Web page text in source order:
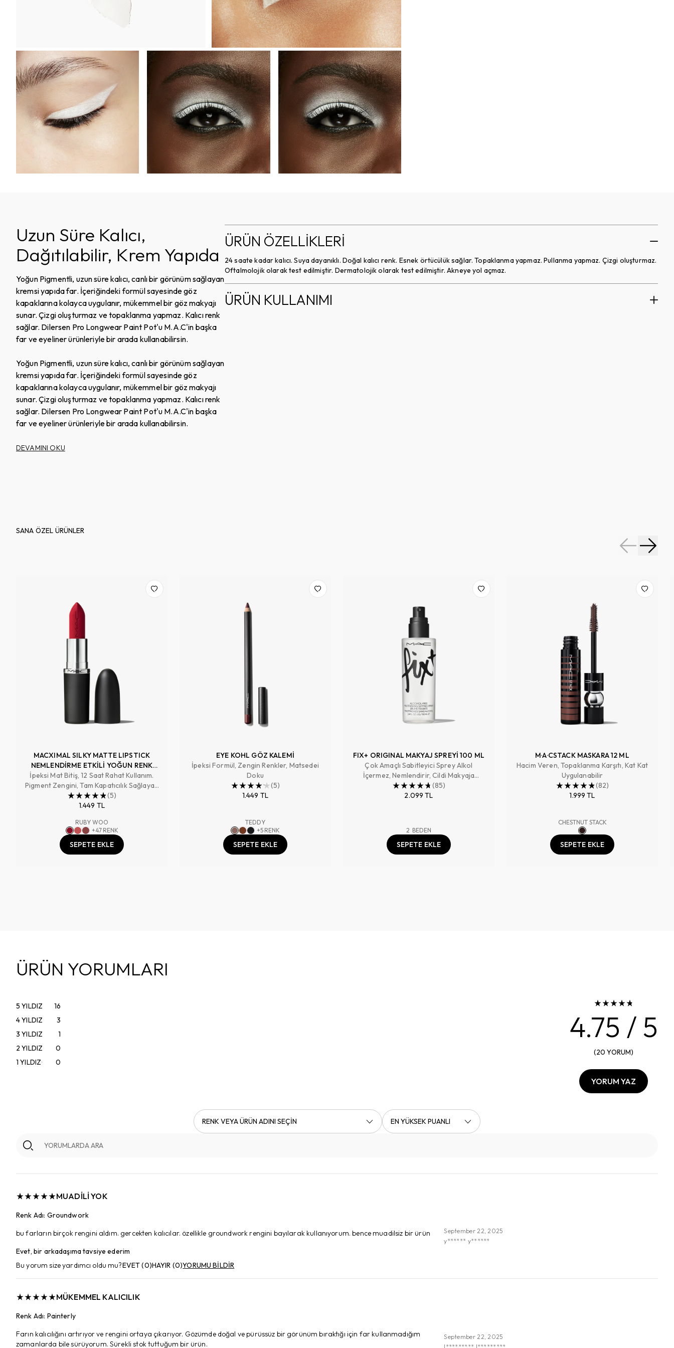
Uzun Süre Kalıcı,
Dağıtılabilir, Krem Yapıda
Yoğun Pigmentli, uzun süre kalıcı, canlı bir görünüm sağlayan
kremsi yapıda far. İçeriğindeki formül sayesinde göz
kapaklarına kolayca uygulanır, mükemmel bir göz makyajı
sunar. Çizgi oluşturmaz ve topaklanma yapmaz. Kalıcı renk
sağlar. Dilersen Pro Longwear Paint Pot'u M.A.C'in başka
far ve eyeliner ürünleriyle bir arada kullanabilirsin.
Yoğun Pigmentli, uzun süre kalıcı, canlı bir görünüm sağlayan
kremsi yapıda far. İçeriğindeki formül sayesinde göz
kapaklarına kolayca uygulanır, mükemmel bir göz makyajı
sunar. Çizgi oluşturmaz ve topaklanma yapmaz. Kalıcı renk
sağlar. Dilersen Pro Longwear Paint Pot'u M.A.C'in başka
far ve eyeliner ürünleriyle bir arada kullanabilirsin.
DEVAMINI OKU
ÜRÜN ÖZELLİKLERİ
24 saate kadar kalıcı. Suya dayanıklı. Doğal kalıcı renk. Esnek örtücülük sağlar. Topaklanma yapmaz. Pullanma yapmaz. Çizgi oluşturmaz.
Oftalmolojik olarak test edilmiştir. Dermatolojik olarak test edilmiştir. Akneye yol açmaz.
ÜRÜN KULLANIMI
SANA ÖZEL ÜRÜNLER
MACXIMAL SILKY MATTE LIPSTICK
NEMLENDİRME ETKİLİ YOĞUN RENK
SAĞLAYAN RUJ
İpeksi Mat Bitiş, 12 Saat Rahat Kullanım.
Pigment Zengini, Tam Kapatıcılık Sağlayan
Renk
(5)
1.449 TL
RUBY WOO
+47 RENK
SEPETE EKLE
EYE KOHL GÖZ KALEMİ
İpeksi Formül, Zengin Renkler, Matsedei
Doku
(5)
1.449 TL
TEDDY
+5 RENK
SEPETE EKLE
FIX+ ORIGINAL MAKYAJ SPREYİ 100 ML
Çok Amaçlı Sabitleyici Sprey Alkol
İçermez, Nemlendirir, Cildi Makyaja
Hazırlar, Makyajı Sabitler , Tazeler
(85)
2.099 TL
2 BEDEN
SEPETE EKLE
M·A·CSTACK MASKARA 12 ML
Hacim Veren, Topaklanma Karşıtı, Kat Kat
Uygulanabilir
(82)
1.999 TL
CHESTNUT STACK
SEPETE EKLE
ÜRÜN YORUMLARI
5 YILDIZ
16
4YILDIZ
3
3 YILDIZ
1
2 YILDIZ
0
1 YILDIZ 0
4.75 / 5
(20 YORUM)
YORUM YAZ
RENK VEYA ÜRÜN ADINI SEÇİN EN YÜKSEK PUANLI
MUADILI YOK
Renk Adı: Groundwork
bu farların birçok rengini aldım. gercekten kalıcılar. özellikle groundwork rengini bayılarak kullanıyorum. bence muadilsiz bir ürün
Evet, bir arkadaşıma tavsiye ederim
Bu yorum size yardımcı oldu mu?EVET(0)HAYIR (0)YORUMU BİLDİR
September 22, 2025
y****** y******
MÜKEMMEL KALICILIK
Renk Adı: Painterly
Farın kalıcılığını artırıyor ve rengini ortaya çıkarıyor. Gözümde doğal ve pürüssüz bir görünüm bıraktığı için far kullanmadığım
zamanlarda bile sürüyorum. Sürekli stok tuttuğum bir ürün.
September 22, 2025